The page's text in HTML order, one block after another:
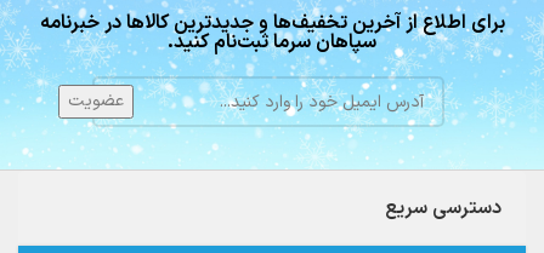
برای اطلاع از آخرین تخفیف‌ها و جدیدترین کالاها در خبرنامه
سپاهان سرما ثبت‌نام کنید.
دسترسی سریع